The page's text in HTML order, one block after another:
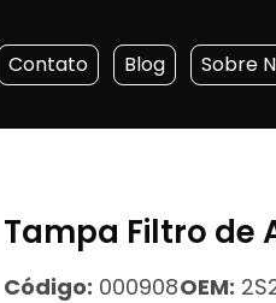
Contato Blog Sobre
Tampa Filtro de
Código: 000908OEM: